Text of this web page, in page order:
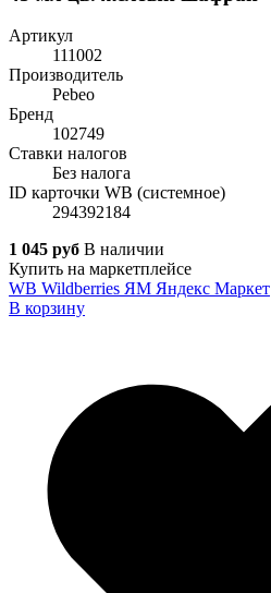
Артикул
111002
Производитель
Pebeo
Бренд
102749
Ставки налогов
Без налога
ID карточки WB (системное)
294392184
1 045 руб В наличии
Купить на маркетплейсе
WB Wildberries ЯМ Яндекс Маркет
В корзину